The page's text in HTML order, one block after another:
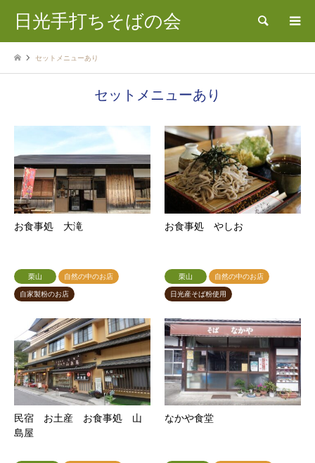
日光手打ちそばの会 検索
セットメニューあり
セットメニューあり
お食事処 大滝
栗山 自然の中のお店
自家製粉のお店
お食事処 やしお
栗山 自然の中のお店
日光産そば粉使用
民宿 お土産 お食事処 山
島屋
なかや食堂